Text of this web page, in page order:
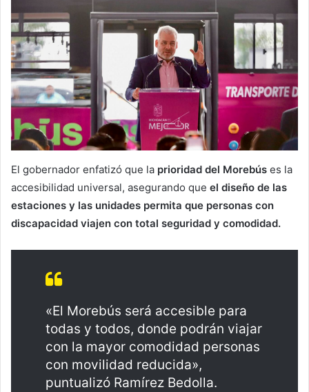
El gobernador enfatizó que la prioridad del Morebús es la
accesibilidad universal, asegurando que el diseño de las
estaciones y las unidades permita que personas con
discapacidad viajen con total seguridad y comodidad.
«El Morebús será accesible para
todas y todos, donde podrán viajar
con la mayor comodidad personas
con movilidad reducida»,
puntualizó Ramírez Bedolla.